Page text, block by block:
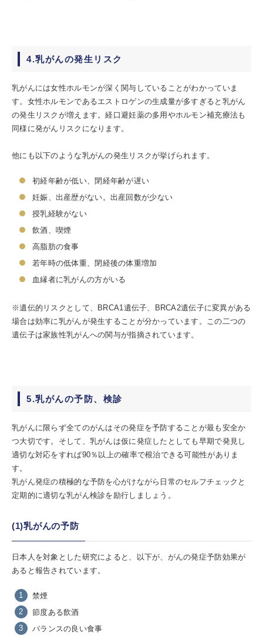
4.乳がんの発生リスク
乳がんには女性ホルモンが深く関与していることがわかっていま
す。女性ホルモンであるエストロゲンの生成量が多すぎると乳がん
の発生リスクが増えます。経口避妊薬の多用やホルモン補充療法も
同様に発がんリスクになります。
他にも以下のような乳がんの発生リスクが挙げられます。
初経年齢が低い、閉経年齢が遅い
妊娠、出産歴がない。出産回数が少ない
授乳経験がない
飲酒、喫煙
高脂肪の食事
若年時の低体重、閉経後の体重増加
血縁者に乳がんの方がいる
※遺伝的リスクとして、BRCA1遺伝子、BRCA2遺伝子に変異がある
場合は効率に乳がんが発生することが分かっています。この二つの
遺伝子は家族性乳がんへの関与が指摘されています。
5.乳がんの予防、検診
乳がんに限らず全てのがんはその発症を予防することが最も安全か
つ大切です。そして、乳がんは仮に発症したとしても早期で発見し
適切な対応をすれば90％以上の確率で根治できる可能性がありま
す。
乳がん発症の積極的な予防を心がけながら日常のセルフチェックと
定期的に適切な乳がん検診を励行しましょう。
(1)乳がんの予防
日本人を対象とした研究によると、以下が、がんの発症予防効果が
あると報告されています。
禁煙
節度ある飲酒
バランスの良い食事